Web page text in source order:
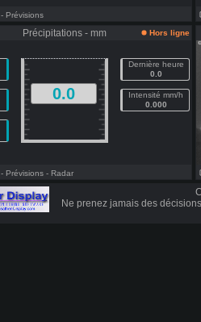
- Prévisions
Précipitations - mm Hors ligne
0.0
Dernière heure
0.0
Intensité mm/h
0.000
- Prévisions - Radar
Ne prenez jamais des